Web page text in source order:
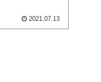
2021.07.13